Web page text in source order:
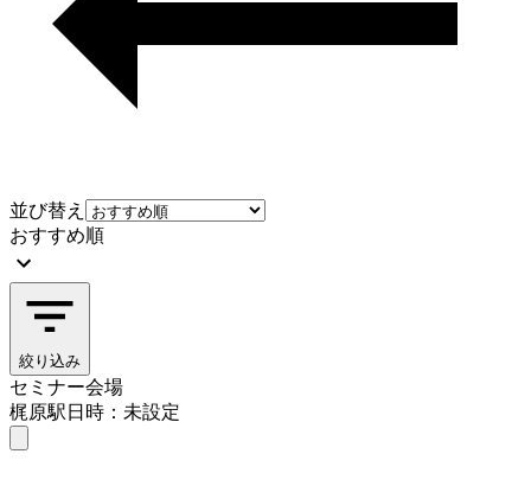
並び替え
おすすめ順
絞り込み
セミナー会場
梶原駅日時：未設定